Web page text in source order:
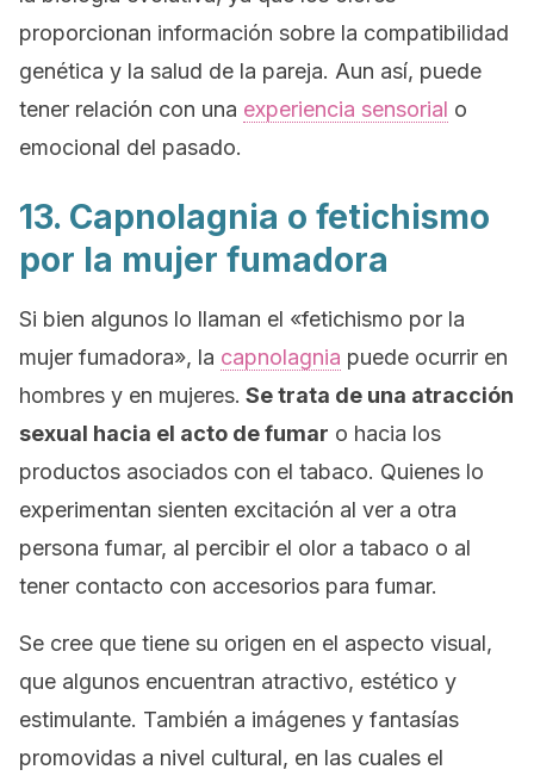
proporcionan información sobre la compatibilidad
genética y la salud de la pareja. Aun así, puede
tener relación con una experiencia sensorial o
emocional del pasado.
13. Capnolagnia o fetichismo
por la mujer fumadora
Si bien algunos lo llaman el «fetichismo por la
mujer fumadora», la capnolagnia puede ocurrir en
hombres y en mujeres. Se trata de una atracción
sexual hacia el acto de fumar o hacia los
productos asociados con el tabaco. Quienes lo
experimentan sienten excitación al ver a otra
persona fumar, al percibir el olor a tabaco o al
tener contacto con accesorios para fumar.
Se cree que tiene su origen en el aspecto visual,
que algunos encuentran atractivo, estético y
estimulante. También a imágenes y fantasías
promovidas a nivel cultural, en las cuales el